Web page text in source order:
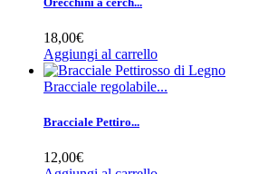
18,00€
Aggiungi al carrello
Bracciale regolabile...
Bracciale Pettiro...
12,00€